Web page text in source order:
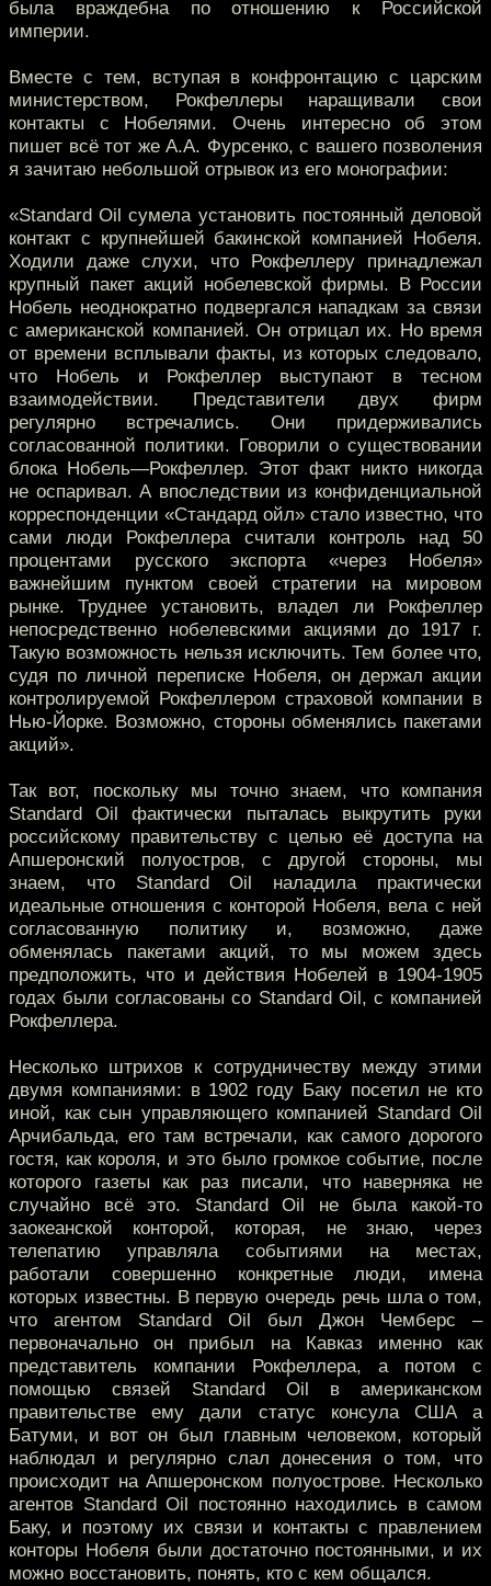
была враждебна по отношению к Российской
империи.
Вместе с тем, вступая в конфронтацию с царским
министерством, Рокфеллеры наращивали свои
контакты с Нобелями. Очень интересно об этом
пишет всё тот же А.А. Фурсенко, с вашего позволения
я зачитаю небольшой отрывок из его монографии:
«Standard Oil сумела установить постоянный деловой
контакт с крупнейшей бакинской компанией Нобеля.
Ходили даже слухи, что Рокфеллеру принадлежал
крупный пакет акций нобелевской фирмы. В России
Нобель неоднократно подвергался нападкам за связи
с американской компанией. Он отрицал их. Но время
от времени всплывали факты, из которых следовало,
что Нобель и Рокфеллер выступают в тесном
взаимодействии. Представители двух фирм
регулярно встречались. Они придерживались
согласованной политики. Говорили о существовании
блока Нобель—Рокфеллер. Этот факт никто никогда
не оспаривал. А впоследствии из конфиденциальной
корреспонденции «Стандард ойл» стало известно, что
сами люди Рокфеллера считали контроль над 50
процентами русского экспорта «через Нобеля»
важнейшим пунктом своей стратегии на мировом
рынке. Труднее установить, владел ли Рокфеллер
непосредственно нобелевскими акциями до 1917 г.
Такую возможность нельзя исключить. Тем более что,
судя по личной переписке Нобеля, он держал акции
контролируемой Рокфеллером страховой компании в
Нью-Йорке. Возможно, стороны обменялись пакетами
акций».
Так вот, поскольку мы точно знаем, что компания
Standard Oil фактически пыталась выкрутить руки
российскому правительству с целью её доступа на
Апшеронский полуостров, с другой стороны, мы
знаем, что Standard Oil наладила практически
идеальные отношения с конторой Нобеля, вела с ней
согласованную политику и, возможно, даже
обменялась пакетами акций, то мы можем здесь
предположить, что и действия Нобелей в 1904-1905
годах были согласованы со Standard Oil, с компанией
Рокфеллера.
Несколько штрихов к сотрудничеству между этими
двумя компаниями: в 1902 году Баку посетил не кто
иной, как сын управляющего компанией Standard Oil
Арчибальда, его там встречали, как самого дорогого
гостя, как короля, и это было громкое событие, после
которого газеты как раз писали, что наверняка не
случайно всё это. Standard Oil не была какой-то
заокеанской конторой, которая, не знаю, через
телепатию управляла событиями на местах,
работали совершенно конкретные люди, имена
которых известны. В первую очередь речь шла о том,
что агентом Standard Oil был Джон Чемберс –
первоначально он прибыл на Кавказ именно как
представитель компании Рокфеллера, а потом с
помощью связей Standard Oil в американском
правительстве ему дали статус консула США а
Батуми, и вот он был главным человеком, который
наблюдал и регулярно слал донесения о том, что
происходит на Апшеронском полуострове. Несколько
агентов Standard Oil постоянно находились в самом
Баку, и поэтому их связи и контакты с правлением
конторы Нобеля были достаточно постоянными, и их
можно восстановить, понять, кто с кем общался.